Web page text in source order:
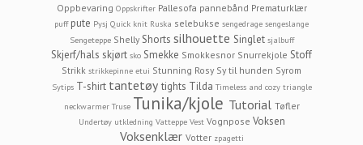
Oppbevaring Oppskrifter Pallesofa pannebånd Prematurklær
puff pute Pysj Quick knit Ruska selebukse sengedrage sengeslange
Sengeteppe Shelly Shorts silhouette Singlet sjalbuff
Skjerf/hals skjørt sko Smekke Smokkesnor Snurrekjole Stoff
Strikk strikkepinne etui Stunning Rosy Sy til hunden Syrom
Sytips T-shirt tantetøy tights Tilda Timeless and cozy triangle
neckwarmer Truse Tunika/kjole Tutorial Tøfler
Undertøy utkledning Vatteppe Vest Vognpose Voksen
Voksenklær Votter zpagetti